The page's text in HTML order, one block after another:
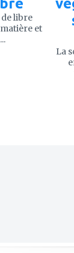
libre
et
La